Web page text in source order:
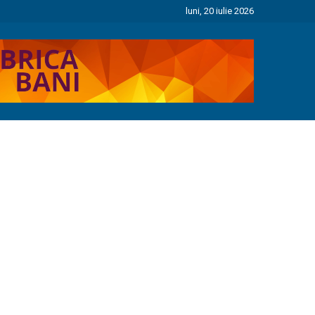
luni, 20 iulie 2026